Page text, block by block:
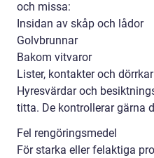
och missa:
Insidan av skåp och lådor
Golvbrunnar
Bakom vitvaror
Lister, kontakter och
Hyresvärdar och
titta. De kontrollerar gärna
Fel rengöringsmedel
För starka eller felaktiga